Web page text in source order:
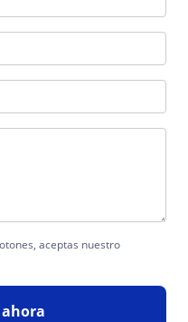
aceptas nuestro